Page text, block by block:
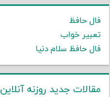
فال حافظ
تعبیر خواب
فال حافظ سلام دنیا
مقالات جدید روزنه آنلاین